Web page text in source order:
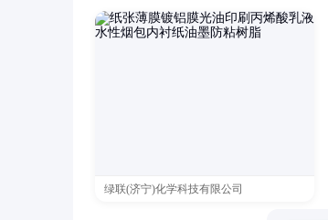
绿联(济宁)化学科技有限公司